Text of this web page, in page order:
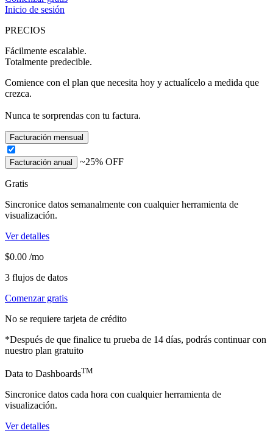
Inicio de sesión
PRECIOS
Fácilmente escalable.
Totalmente predecible.
Comience con el plan que necesita hoy y actualícelo a medida que
crezca.
Nunca te sorprendas con tu factura.
Facturación mensual
Facturación anual ~25% OFF
Gratis
Sincronice datos semanalmente con cualquier herramienta de
visualización.
Ver detalles
$0.00 /mo
3 flujos de datos
Comenzar gratis
No se requiere tarjeta de crédito
*Después de que finalice tu prueba de 14 días, podrás continuar con
nuestro plan gratuito
Data to DashboardsTM
Sincronice datos cada hora con cualquier herramienta de
visualización.
Ver detalles